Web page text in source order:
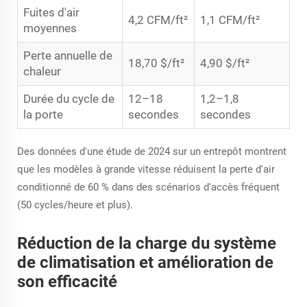
Fuites d'air
moyennes
4,2 CFM/ft² 1,1 CFM/ft²
Perte annuelle de
chaleur
18,70 $/ft² 4,90 $/ft²
Durée du cycle de
la porte
12–18
secondes
1,2–1,8
secondes
Des données d'une étude de 2024 sur un entrepôt montrent
que les modèles à grande vitesse réduisent la perte d'air
conditionné de 60 % dans des scénarios d'accès fréquent
(50 cycles/heure et plus).
Réduction de la charge du système
de climatisation et amélioration de
son efficacité